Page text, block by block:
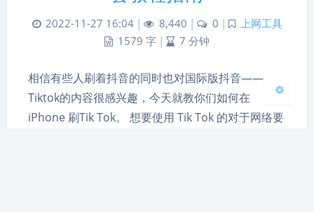
关闭 日落 暗化 灰度
2022-11-27 16:04 8,440 0
上网工具
1579 字
7 分钟
相信有些人刷着抖音的同时也对国际版抖音——
Tiktok的内容很感兴趣，今天就教你们如何在
iPhone 刷Tik Tok。 想要使用 Tik Tok 的对于网络要